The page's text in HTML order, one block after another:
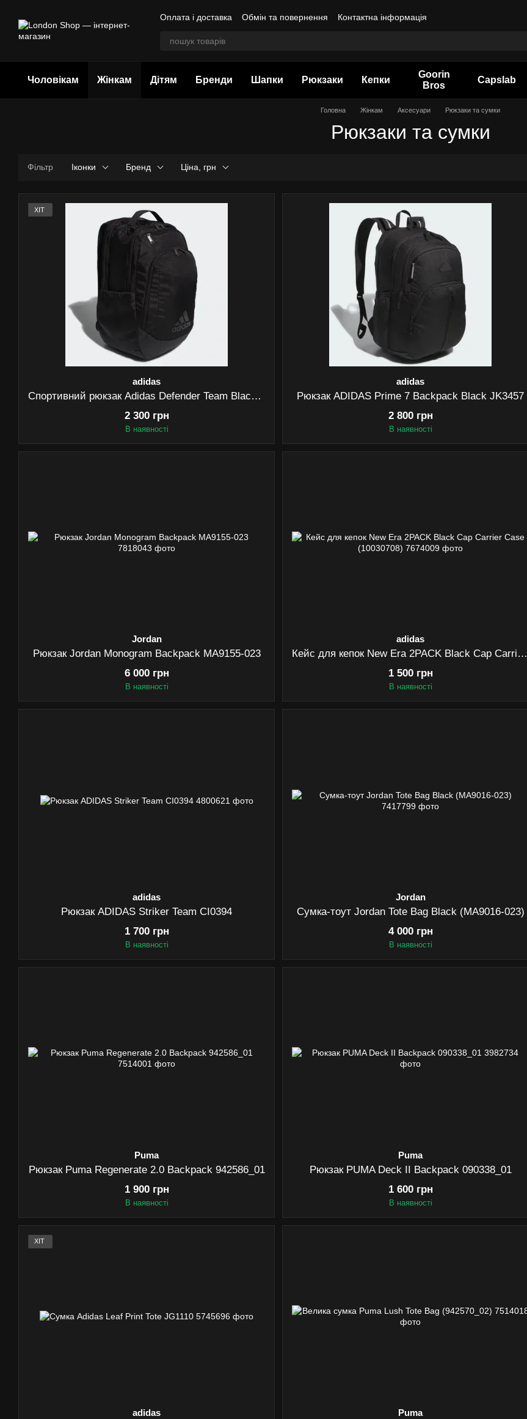
Оплата і доставка Обмін та повернення
Контактна інформація
Чоловікам Жінкам Дітям Бренди Шапки Рюкзаки Кепки
Goorin
Bros
Capslab
Головна Жінкам Аксесуари Рюкзаки та сумки
Рюкзаки та сумки
Фільтр Іконки Бренд Ціна, грн
ХІТ
adidas
Спортивний рюкзак Adidas Defender Team Black (EX7555) — 30L
2 300 грн
В наявності
adidas
Рюкзак ADIDAS Prime 7 Backpack Black JK3457
2 800 грн
В наявності
Jordan
Рюкзак Jordan Monogram Backpack MA9155-023
6 000 грн
В наявності
adidas
Кейс для кепок New Era 2PACK Black Cap Carrier Case (10030708)
1 500 грн
В наявності
adidas
Рюкзак ADIDAS Striker Team CI0394
1 700 грн
В наявності
Jordan
Сумка-тоут Jordan Tote Bag Black (MA9016-023)
4 000 грн
В наявності
Puma
Рюкзак Puma Regenerate 2.0 Backpack 942586_01
1 900 грн
В наявності
Puma
Рюкзак PUMA Deck II Backpack 090338_01
1 600 грн
В наявності
ХІТ
adidas Puma